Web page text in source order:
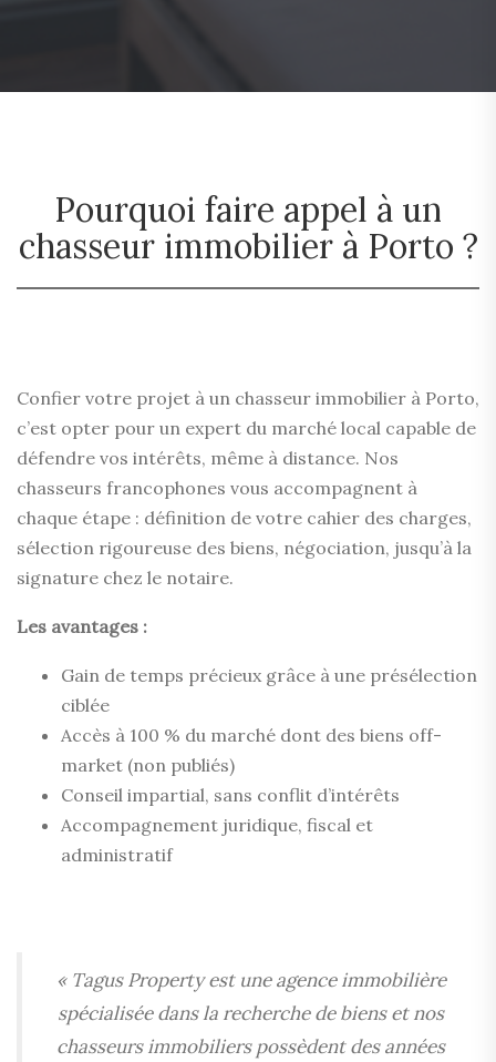
Pourquoi faire appel à un
chasseur immobilier à Porto ?
Confier votre projet à un chasseur immobilier à Porto,
c’est opter pour un expert du marché local capable de
défendre vos intérêts, même à distance. Nos
chasseurs francophones vous accompagnent à
chaque étape : définition de votre cahier des charges,
sélection rigoureuse des biens, négociation, jusqu’à la
signature chez le notaire.
Les avantages :
Gain de temps précieux grâce à une présélection
ciblée
Accès à 100 % du marché dont des biens off-
market (non publiés)
Conseil impartial, sans conflit d’intérêts
Accompagnement juridique, fiscal et
administratif
« Tagus Property est une agence immobilière
spécialisée dans la recherche de biens et nos
chasseurs immobiliers possèdent des années